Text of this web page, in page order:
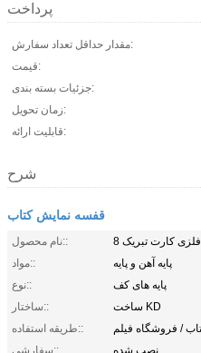
پرداخت
مقدار حداقل تعداد سفارش:
قیمت:
جزئیات بسته بندی:
زمان تحویل:
قابلیت ارائه:
شرح
قفسه نمایش کتاب
نام محصول::
فلزی کارت تبریک
مواد::
پایه آهن و پایه
نوع::
پایه های کف
ساختار::
ساخت KD
طریقه استفاده::
/ فروشگاه فیلم
سفارشی::
نصب شده